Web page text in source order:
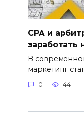
СРА и
заработать
В
маркетинг
0 44